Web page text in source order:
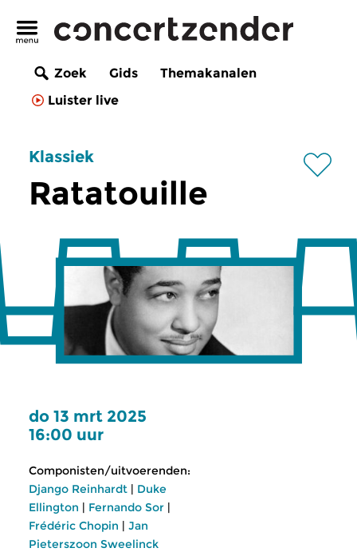
Zoek Gids
Themakanalen
Luister live
Klassiek
Ratatouille
do 13 mrt 2025
16:00 uur
Componisten/uitvoerenden:
Django Reinhardt | Duke
Ellington | Fernando Sor |
Frédéric Chopin | Jan
Pieterszoon Sweelinck